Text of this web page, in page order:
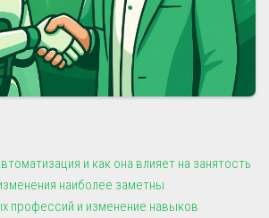
и как она влияет на занятость
наиболее заметны
профессий и изменение навыков